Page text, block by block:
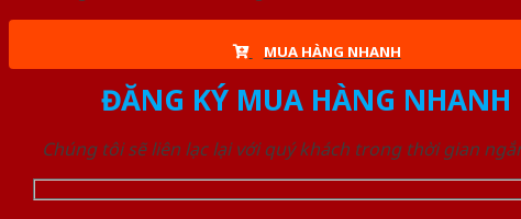
MUA HÀNG NHANH
ĐĂNG KÝ MUA HÀNG NHANH
Chúng tôi sẽ liên lạc lại với quý khách trong thời gian